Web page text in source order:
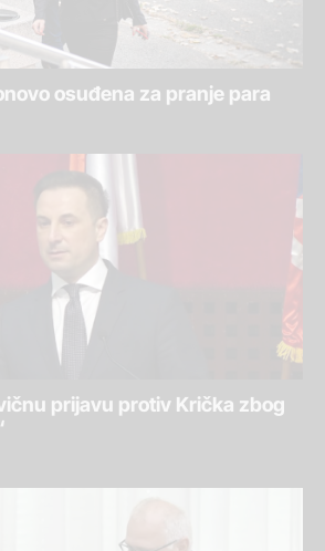
osuđena za pranje para
prijavu protiv Krička zbog